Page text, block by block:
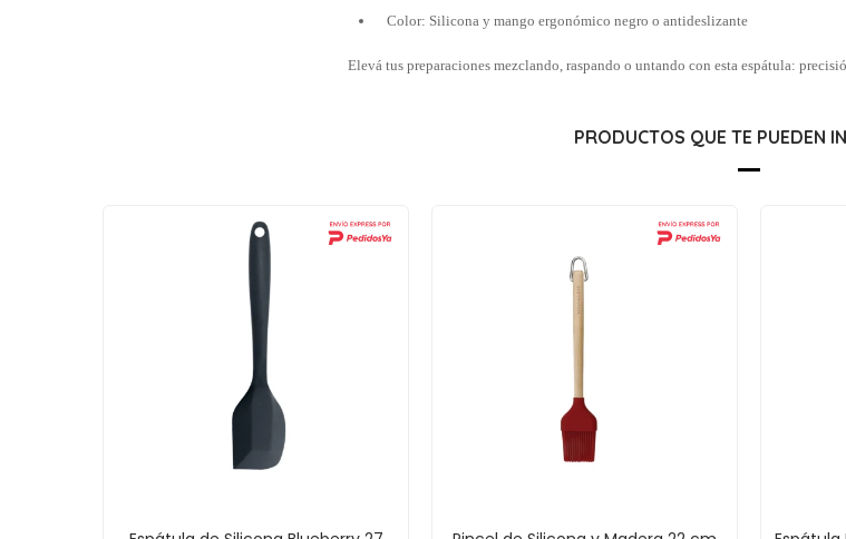
Color: Silicona y mango ergonómico negro o antideslizante
Elevá tus preparaciones mezclando, raspando o untando con esta espátula:
PRODUCTOS QUE TE PUEDEN